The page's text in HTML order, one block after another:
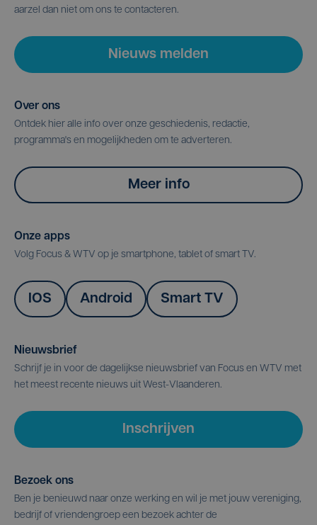
aarzel dan niet om ons te contacteren.
Nieuws melden
Over ons
Ontdek hier alle info over onze geschiedenis, redactie,
programma's en mogelijkheden om te adverteren.
Meer info
Onze apps
Volg Focus & WTV op je smartphone, tablet of smart TV.
IOS Android Smart TV
Nieuwsbrief
Schrijf je in voor de dagelijkse nieuwsbrief van Focus en WTV met
het meest recente nieuws uit West-Vlaanderen.
Inschrijven
Bezoek ons
Ben je benieuwd naar onze werking en wil je met jouw vereniging,
bedrijf of vriendengroep een bezoek achter de